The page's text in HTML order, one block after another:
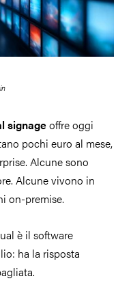
signageoffre oggi
pochi euro al mese,
Alcune sono
Alcune vivono in
on-premise.
è il software
ha la risposta